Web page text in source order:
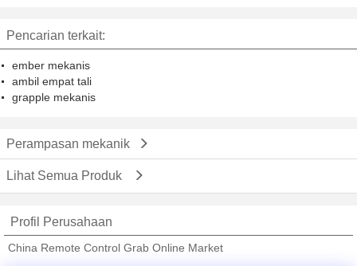
Pencarian terkait:
ember mekanis
ambil empat tali
grapple mekanis
Perampasan mekanik
Lihat Semua Produk
Profil Perusahaan
China Remote Control Grab Online Market